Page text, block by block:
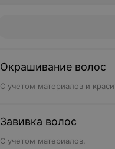
Окрашивание волос
С учетом материалов и
Завивка волос
С учетом материалов.